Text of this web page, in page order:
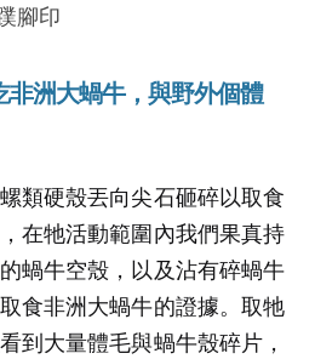
腳印
非洲大蝸牛，與野外個體
類硬殼丟向尖石砸碎以取食
在牠活動範圍內我們果真持
蝸牛空殼，以及沾有碎蝸牛
食非洲大蝸牛的證據。取牠
到大量體毛與蝸牛殼碎片，